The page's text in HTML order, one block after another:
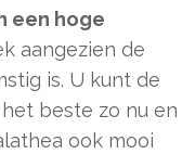
een hoge
aangezien de
is. U kunt de
beste zo nu en
ook mooi